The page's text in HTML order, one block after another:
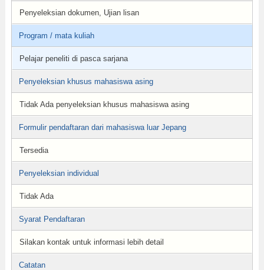
Penyeleksian dokumen, Ujian lisan
Program / mata kuliah
Pelajar peneliti di pasca sarjana
Penyeleksian khusus mahasiswa asing
Tidak Ada penyeleksian khusus mahasiswa asing
Formulir pendaftaran dari mahasiswa luar Jepang
Tersedia
Penyeleksian individual
Tidak Ada
Syarat Pendaftaran
Silakan kontak untuk informasi lebih detail
Catatan